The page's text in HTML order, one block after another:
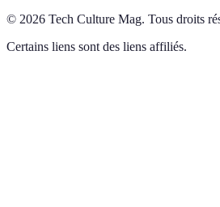
© 2026 Tech Culture Mag. Tous droits
Certains liens sont des liens affiliés.